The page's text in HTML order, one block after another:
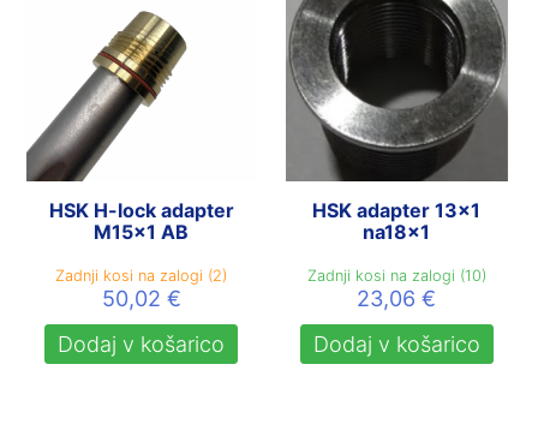
HSK H-lock adapter
M15x1 AB
Zadnji kosi na zalogi (2)
50,02 €
Dodaj v košarico
HSK adapter 13×1
na18x1
Zadnji kosi na zalogi (10)
23,06€
Dodaj v košarico